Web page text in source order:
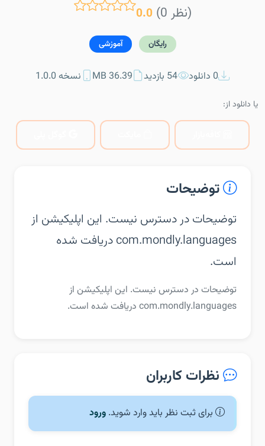
0.0 (0 نظر)
رایگان آموزشی
0 دانلود 54 بازدید 36.39 MB نسخه 1.0.0
یا دانلود از:
توضیحات
توضیحات در دسترس نیست. این اپلیکیشن از
com.mondly.languages دریافت شده
است.
توضیحات در دسترس نیست. این اپلیکیشن از
com.mondly.languages دریافت شده است.
نظرات کاربران
برای ثبت نظر باید وارد شوید. ورود